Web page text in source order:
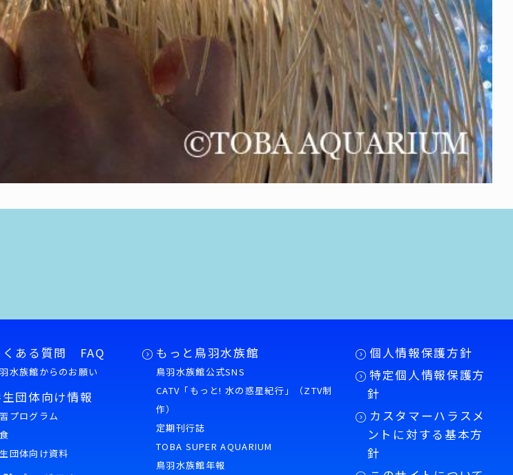
くある質問 FAQ
水族館からのお願い
団体向け情報
プログラム
団体向け資料
もっと鳥羽水族館
鳥羽水族館公式SNS
CATV「もっと! 水の惑星紀行」（ZTV制
作）
定期刊行誌
TOBA SUPER AQUARIUM
鳥羽水族館年報
個人情報保護方針
特定個人情報保護方
針
カスタマーハラスメ
ントに対する基本方
針